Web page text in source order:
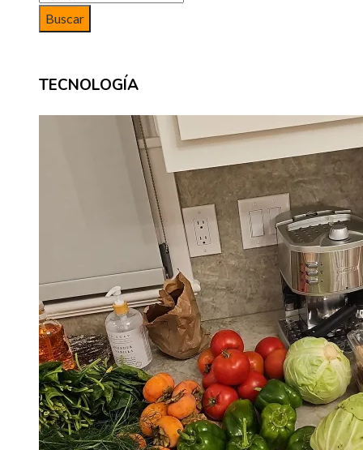
TECNOLOGÍA